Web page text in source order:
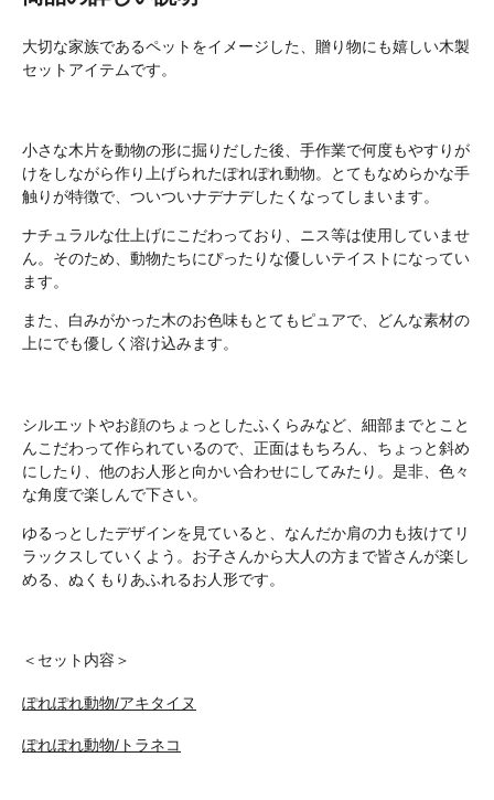
大切な家族であるペットをイメージした、贈り物にも嬉しい木製
セットアイテムです。
小さな木片を動物の形に掘りだした後、手作業で何度もやすりが
けをしながら作り上げられたぽれぽれ動物。とてもなめらかな手
触りが特徴で、ついついナデナデしたくなってしまいます。
ナチュラルな仕上げにこだわっており、ニス等は使用していませ
ん。そのため、動物たちにぴったりな優しいテイストになってい
ます。
また、白みがかった木のお色味もとてもピュアで、どんな素材の
上にでも優しく溶け込みます。
シルエットやお顔のちょっとしたふくらみなど、細部までとこと
んこだわって作られているので、正面はもちろん、ちょっと斜め
にしたり、他のお人形と向かい合わせにしてみたり。是非、色々
な角度で楽しんで下さい。
ゆるっとしたデザインを見ていると、なんだか肩の力も抜けてリ
ラックスしていくよう。お子さんから大人の方まで皆さんが楽し
める、ぬくもりあふれるお人形です。
＜セット内容＞
ぽれぽれ動物/アキタイヌ
ぽれぽれ動物/トラネコ